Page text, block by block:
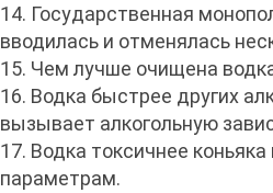
14. Государственная
вводилась и отменялась
15. Чем лучше очищена
16. Водка быстрее других
вызывает алкогольную
17. Водка токсичнее
параметрам.